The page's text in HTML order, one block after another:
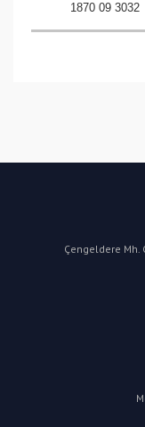
1870 09 3032
Çengeldere Mh.